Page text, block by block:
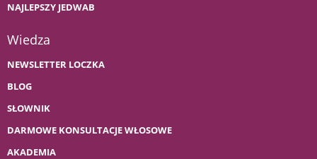
NAJLEPSZY JEDWAB
Wiedza
NEWSLETTER LOCZKA
BLOG
SŁOWNIK
DARMOWE KONSULTACJE WŁOSOWE
AKADEMIA